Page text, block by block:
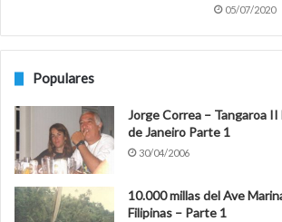
05/07/2020
Populares
Jorge Correa – Tangaroa
de Janeiro Parte 1
30/04/2006
10.000 millas del Ave
Filipinas – Parte 1